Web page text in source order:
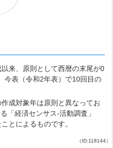
来、原則として西暦の末尾が0
今表（令和2年表）で10回目の
成対象年は原則と異なってお
「経済センサス-活動調査」
とによるものです。
（ID:118144）